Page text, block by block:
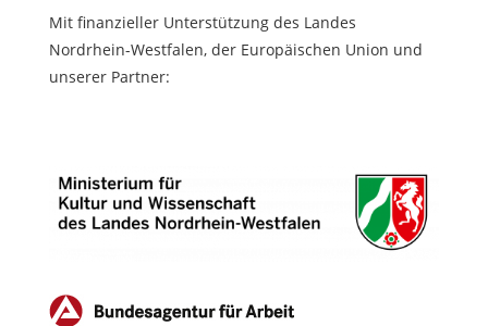
Mit finanzieller Unterstützung des Landes
Nordrhein-Westfalen, der Europäischen Union und
unserer Partner: